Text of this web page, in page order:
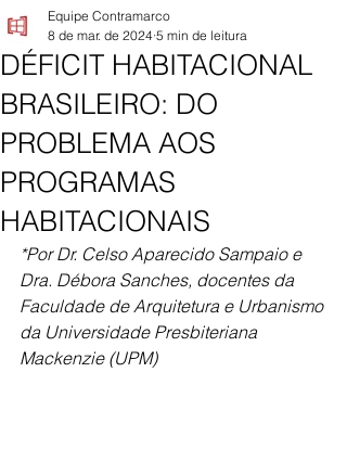
DÉFICIT HABITACIONAL
BRASILEIRO: DO
PROBLEMA AOS
PROGRAMAS
HABITACIONAIS
Equipe Contramarco
8 de mar. de 2024 5 min de leitura
*Por Dr. Celso Aparecido Sampaio e
Dra. Débora Sanches, docentes da
Faculdade de Arquitetura e Urbanismo
da Universidade Presbiteriana
Mackenzie (UPM)